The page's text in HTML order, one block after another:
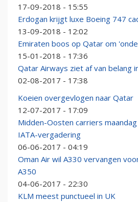
17-09-2018 - 15:55
Erdogan krijgt luxe Boeing 747
13-09-2018 - 12:02
Emiraten boos op Qatar om
15-01-2018 - 17:36
Qatar Airways ziet af van belang
02-08-2017 - 17:38
Koeien overgevlogen naar Qatar
12-07-2017 - 17:09
Midden-Oosten carriers
IATA-vergadering
06-06-2017 - 04:19
Oman Air wil A330 vervangen
A350
04-06-2017 - 22:30
KLM meest punctueel in UK